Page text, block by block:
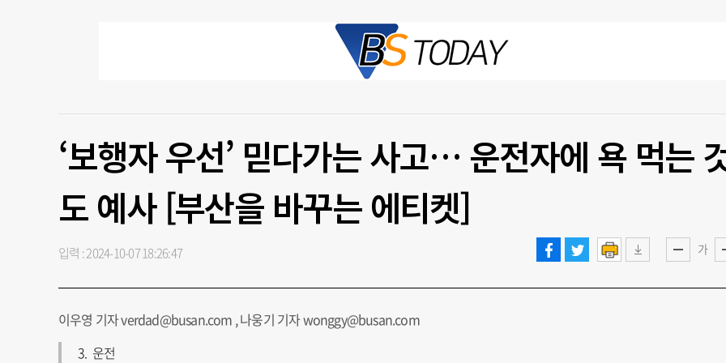
‘보행자 우선’ 믿다가는 사고… 운전자에 욕 먹는
도 예사 [부산을 바꾸는 에티켓]
가
입력 : 2024-10-07 18:26:47
이우영 기자 verdad@busan.com , 나웅기 기자 wonggy@busan.com
3. 운전